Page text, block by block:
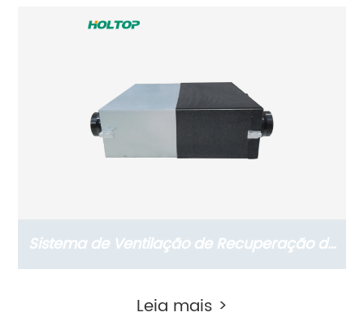
Sistema de Ventilação de Recuperação de
Energia Residencial Série Slim (ERVs
Leia mais >